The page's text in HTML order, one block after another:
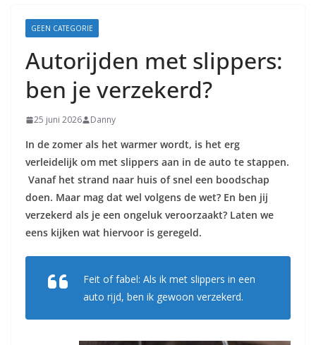
GEEN CATEGORIE
Autorijden met slippers:
ben je verzekerd?
25 juni 2026 Danny
In de zomer als het warmer wordt, is het erg
verleidelijk om met slippers aan in de auto te stappen.
Vanaf het strand naar huis of snel een boodschap
doen. Maar mag dat wel volgens de wet? En ben jij
verzekerd als je een ongeluk veroorzaakt? Laten we
eens kijken wat hiervoor is geregeld.
Feit of fabel: Als ik met slippers in een
auto rijd, ben ik gewoon verzekerd.